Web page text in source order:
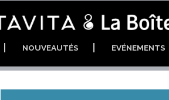
NOUVEAUTÉS EVÉNEMENTS